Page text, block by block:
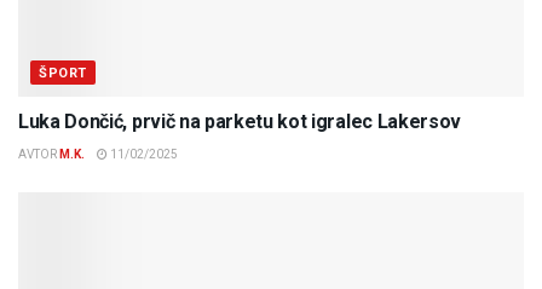
ŠPORT
Luka Dončić, prvič na parketu kot igralec Lakersov
AVTOR M.K. 11/02/2025